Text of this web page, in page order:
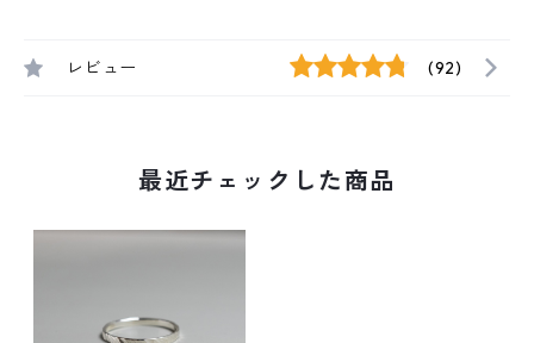
レビュー (92)
最近チェックした商品